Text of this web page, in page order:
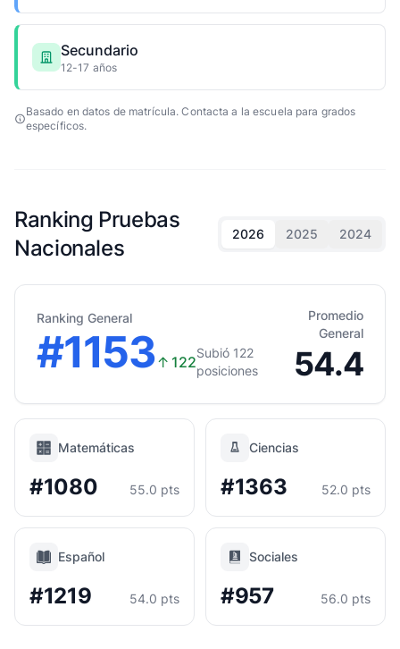
Secundario
12-17 años
Basado en datos de matrícula. Contacta a la escuela para grados
específicos.
Ranking Pruebas
Nacionales
2026 2025 2024
Ranking General
#1153↑ 122
Subió 122
posiciones
Promedio
General
54.4
Matemáticas
#1080 55.0 pts
Ciencias
#1363 52.0 pts
Español
#1219 54.0 pts
Sociales
#957 56.0 pts